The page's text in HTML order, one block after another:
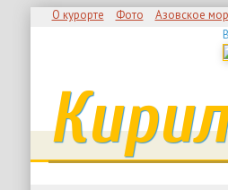
О курорте Фото Азовское